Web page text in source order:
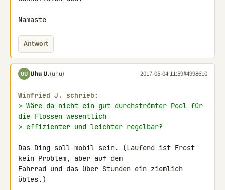
Namaste
Antwort
UU Uhu U.(uhu) 2017-05-04 11:59#4998610
Winfried J. schrieb:
> Wäre da nicht ein gut durchströmter Pool für
die Flossen wesentlich
> effizienter und leichter regelbar?
Das Ding soll mobil sein. (Laufend ist Frost
kein Problem, aber auf dem
Fahrrad und das über Stunden ein ziemlich
übles.)